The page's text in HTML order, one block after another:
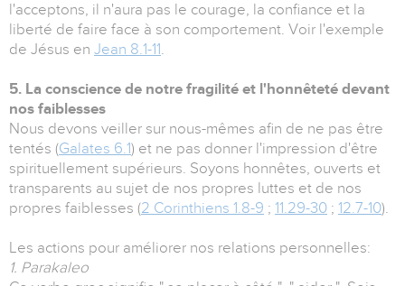
l'acceptons, il n'aura pas le courage, la confiance et la
liberté de faire face à son comportement. Voir l'exemple
de Jésus en Jean 8.1-11.
5. La conscience de notre fragilité et l'honnêteté devant
nos faiblesses
Nous devons veiller sur nous-mêmes afin de ne pas être
tentés (Galates 6.1) et ne pas donner l'impression d'être
spirituellement supérieurs. Soyons honnêtes, ouverts et
transparents au sujet de nos propres luttes et de nos
propres faiblesses (2 Corinthiens 1.8-9 ; 11.29-30 ; 12.7-10).
Les actions pour améliorer nos relations personnelles:
1. Parakaleo